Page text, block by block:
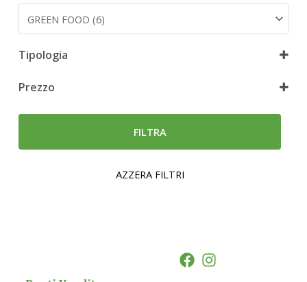
Tipologia
Prezzo
FILTRA
AZZERA FILTRI